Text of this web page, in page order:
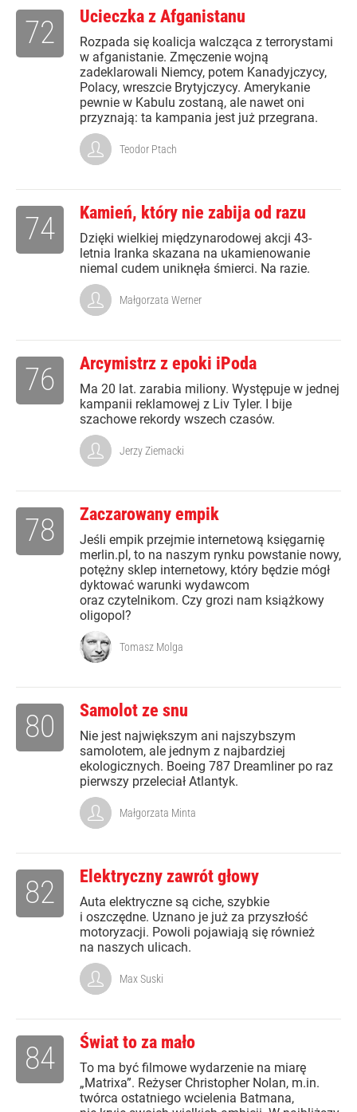
Ucieczka z Afganistanu
Rozpada się koalicja walcząca z terrorystami
w afganistanie. Zmęczenie wojną
zadeklarowali Niemcy, potem Kanadyjczycy,
Polacy, wreszcie Brytyjczycy. Amerykanie
pewnie w Kabulu zostaną, ale nawet oni
przyznają: ta kampania jest już przegrana.
72
Teodor Ptach
Kamień, który nie zabija od razu
Dzięki wielkiej międzynarodowej akcji 43-
letnia Iranka skazana na ukamienowanie
niemal cudem uniknęła śmierci. Na razie.
74
Małgorzata Werner
Arcymistrz z epoki iPoda
Ma 20 lat. zarabia miliony. Występuje w jednej
kampanii reklamowej z Liv Tyler. I bije
szachowe rekordy wszech czasów.
76
Jerzy Ziemacki
Zaczarowany empik
Jeśli empik przejmie internetową księgarnię
merlin.pl, to na naszym rynku powstanie nowy,
potężny sklep internetowy, który będzie mógł
dyktować warunki wydawcom
oraz czytelnikom. Czy grozi nam książkowy
oligopol?
78
Tomasz Molga
Samolot ze snu
Nie jest największym ani najszybszym
samolotem, ale jednym z najbardziej
ekologicznych. Boeing 787 Dreamliner po raz
pierwszy przeleciał Atlantyk.
80
Małgorzata Minta
Elektryczny zawrót głowy
Auta elektryczne są ciche, szybkie
i oszczędne. Uznano je już za przyszłość
motoryzacji. Powoli pojawiają się również
na naszych ulicach.
82
Max Suski
Świat to za mało
To ma być filmowe wydarzenie na miarę
„Matrixa”. Reżyser Christopher Nolan, m.in.
twórca ostatniego wcielenia Batmana,
84